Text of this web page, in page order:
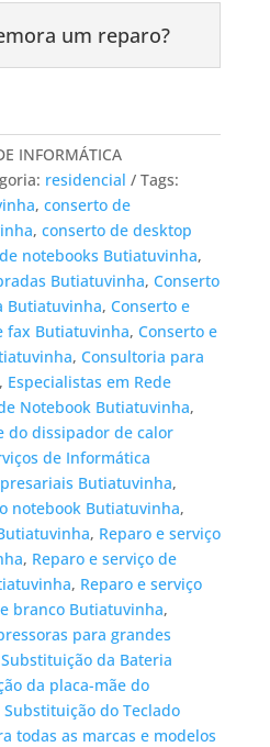
um reparo?
INFORMÁTICA
residencial
Tags:
, conserto de
, conserto de desktop
notebooks Butiatuvinha,
Butiatuvinha, Conserto
Butiatuvinha, Conserto e
fax Butiatuvinha, Conserto e
, Consultoria para
, Especialistas em Rede
Notebook Butiatuvinha,
do dissipador de calor
de Informática
Butiatuvinha,
notebook Butiatuvinha,
, Reparo e serviço
, Reparo e serviço de
, Reparo e serviço
branco Butiatuvinha,
para grandes
Substituição da Bateria
da placa-mãe do
Substituição do Teclado
todas as marcas e modelos